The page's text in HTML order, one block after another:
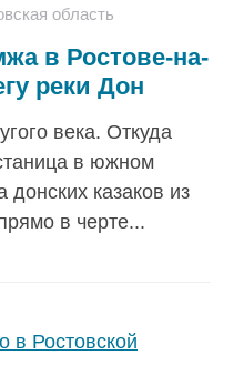
область
в Ростове-на-
реки Дон
века. Откуда
в южном
казаков из
в черте...